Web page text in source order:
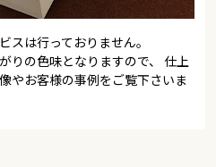
スは行っておりません。
りの色味となりますので、 仕上
やお客様の事例をご覧下さいま